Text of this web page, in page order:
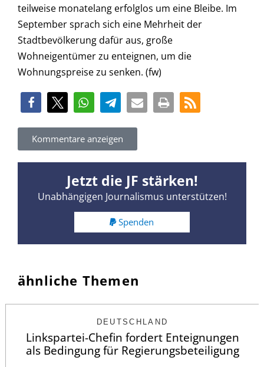
teilweise monatelang erfolglos um eine Bleibe. Im
September sprach sich eine Mehrheit der
Stadtbevölkerung dafür aus, große
Wohneigentümer zu enteignen, um die
Wohnungspreise zu senken. (fw)
Kommentare anzeigen
Jetzt die JF stärken!
Unabhängigen Journalismus unterstützen!
Spenden
ähnliche Themen
DEUTSCHLAND
Linkspartei-Chefin fordert Enteignungen
als Bedingung für Regierungsbeteiligung